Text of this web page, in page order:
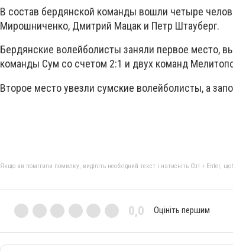
В состав бердянской команды вошли четыре
Мирошниченко, Дмитрий Мацак и Петр Штауберг.
Бердянские волейболисты заняли первое место,
команды Сум со счетом 2:1 и двух команд
Второе место увезли сумские волейболисты, а
Якщо ви помітили помилку, виділіть необхідний текст і натисніть Ctrl + Enter,
0,0 Оцініть першим